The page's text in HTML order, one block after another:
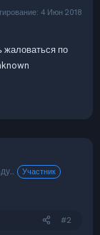
4 Июн 2018
по
Участник
#2